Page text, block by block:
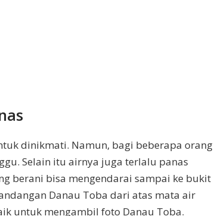
dinikmati. Namun, bagi beberapa orang
Selain itu airnya juga terlalu panas
berani bisa mengendarai sampai ke bukit
Danau Toba dari atas mata air
untuk mengambil foto Danau Toba.